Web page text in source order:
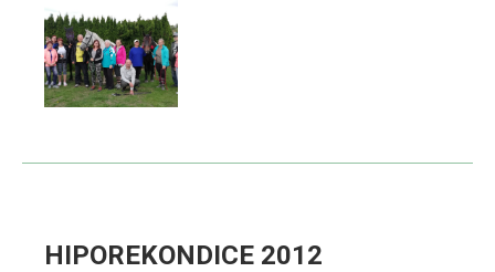
HIPOREKONDICE 2012